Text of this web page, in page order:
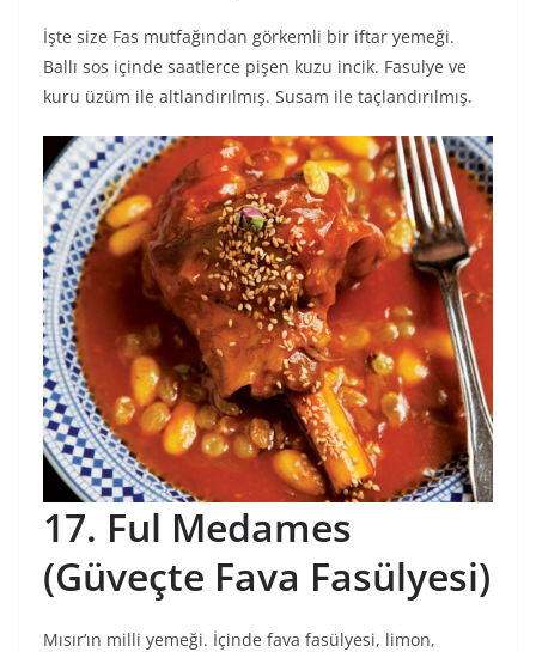
İşte size Fas mutfağından görkemli bir iftar yemeği.
Ballı sos içinde saatlerce pişen kuzu incik. Fasulye ve
kuru üzüm ile altlandırılmış. Susam ile taçlandırılmış.
17. Ful Medames
(Güveçte Fava Fasülyesi)
Mısır’ın milli yemeği. İçinde fava fasülyesi, limon,